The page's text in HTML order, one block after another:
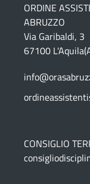
ORDINE
ABRUZZO
Via Garibaldi, 3
67100
CONSIGLIO